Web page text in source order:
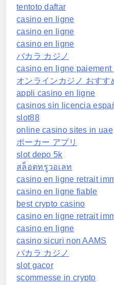
tentoto daftar
casino en ligne
casino en ligne
casino en ligne
バカラ カジノ
casino en ligne paiement
オンラインカジノ おすす
appli casino en ligne
casinos sin licencia
slot88
online casino sites in uae
ポーカー アプリ
slot depo 5k
สล็อตทรูวอเลท
casino en ligne retrait
casino en ligne fiable
best crypto casino
casino en ligne retrait
casino en ligne
casino sicuri non AAMS
バカラ カジノ
slot gacor
scommesse in crypto